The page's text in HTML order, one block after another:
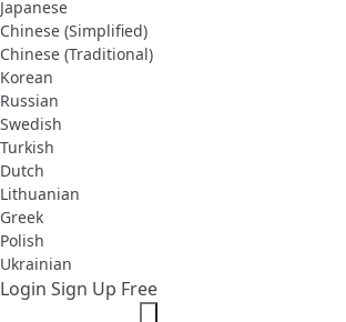
Japanese
Chinese (Simplified)
Chinese (Traditional)
Korean
Russian
Swedish
Turkish
Dutch
Lithuanian
Greek
Polish
Ukrainian
Login Sign Up Free